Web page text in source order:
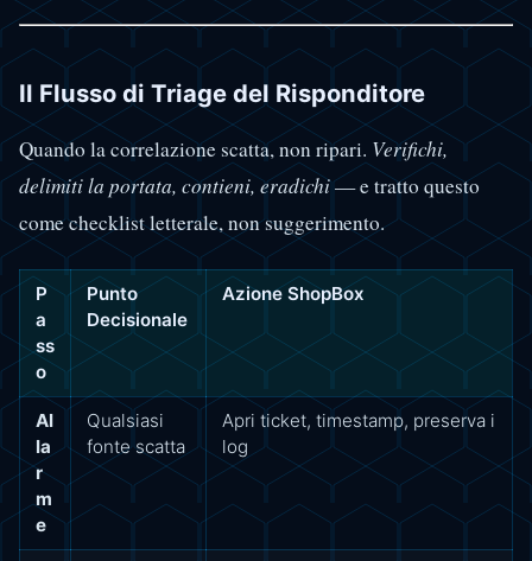
Il Flusso di Triage del Risponditore
Quando la correlazione scatta, non ripari. Verifichi,
delimiti la portata, contieni, eradichi— e tratto questo
come checklist letterale, non suggerimento.
P
a
ss
o
Punto
Decisionale
Azione ShopBox
Al
la
r
m
e
Qualsiasi
fonte scatta
Apri ticket, timestamp, preserva i
log